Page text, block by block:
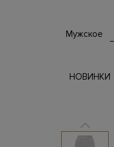
Мужское
НОВИНКИ